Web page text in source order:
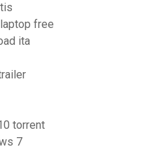
free
ita
torrent
7